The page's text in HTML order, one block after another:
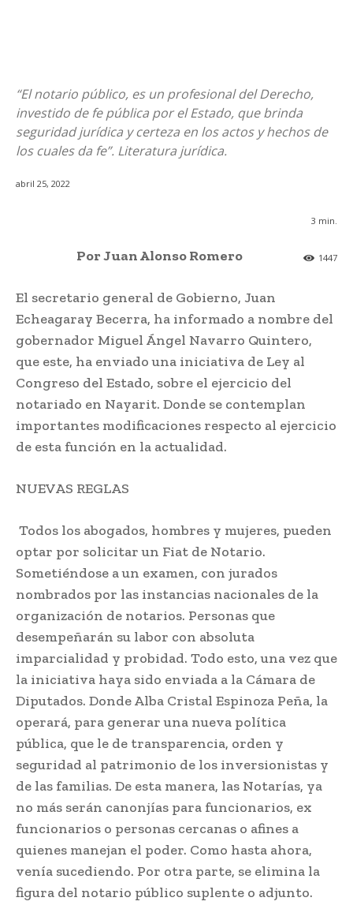
“El notario público, es un profesional del Derecho,
investido de fe pública por el Estado, que brinda
seguridad jurídica y certeza en los actos y hechos de
los cuales da fe”. Literatura jurídica.
abril 25, 2022
3 min.
1447
Por Juan Alonso Romero
El secretario general de Gobierno, Juan
Echeagaray Becerra, ha informado a nombre del
gobernador Miguel Ángel Navarro Quintero,
que este, ha enviado una iniciativa de Ley al
Congreso del Estado, sobre el ejercicio del
notariado en Nayarit. Donde se contemplan
importantes modificaciones respecto al ejercicio
de esta función en la actualidad.
NUEVAS REGLAS
Todos los abogados, hombres y mujeres, pueden
optar por solicitar un Fiat de Notario.
Sometiéndose a un examen, con jurados
nombrados por las instancias nacionales de la
organización de notarios. Personas que
desempeñarán su labor con absoluta
imparcialidad y probidad. Todo esto, una vez que
la iniciativa haya sido enviada a la Cámara de
Diputados. Donde Alba Cristal Espinoza Peña, la
operará, para generar una nueva política
pública, que le de transparencia, orden y
seguridad al patrimonio de los inversionistas y
de las familias. De esta manera, las Notarías, ya
no más serán canonjías para funcionarios, ex
funcionarios o personas cercanas o afines a
quienes manejan el poder. Como hasta ahora,
venía sucediendo. Por otra parte, se elimina la
figura del notario público suplente o adjunto.